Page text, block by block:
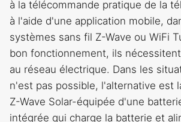
à la télécommande pratique de la
à l'aide d'une application mobile,
systèmes sans fil Z-Wave ou WiFi
bon fonctionnement, ils
au réseau électrique. Dans les
n'est pas possible, l'alternative est
Z-Wave Solar-équipée d'une
intégrée qui charge la batterie et